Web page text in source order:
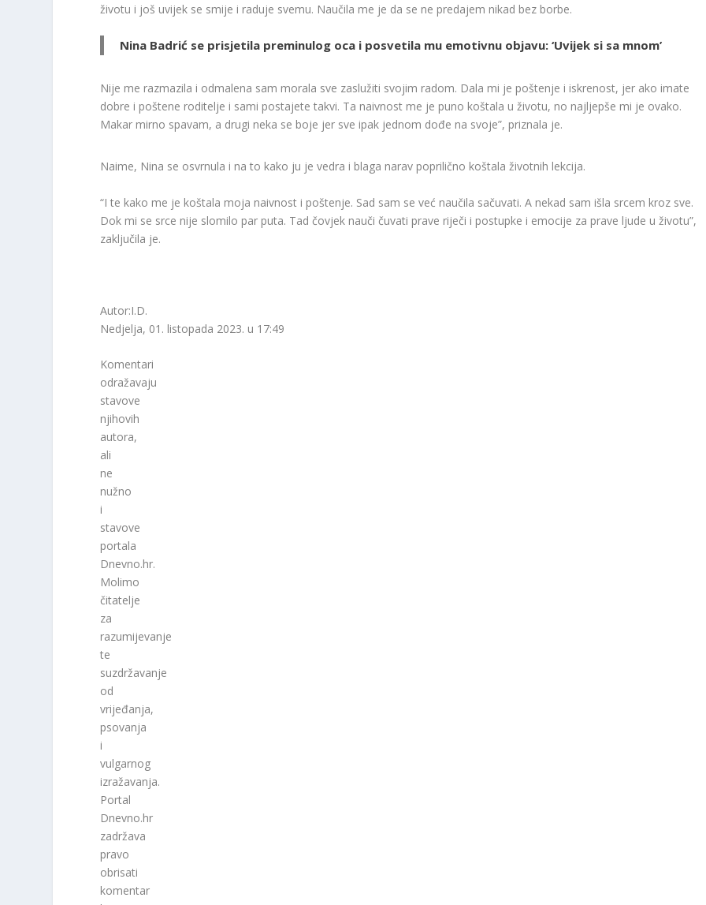
životu i još uvijek se smije i raduje svemu. Naučila me je da se ne predajem nikad bez borbe.
Nina Badrić se prisjetila preminulog oca i posvetila mu emotivnu objavu: ‘Uvijek si sa mnom’
Nije me razmazila i odmalena sam morala sve zaslužiti svojim radom. Dala mi je poštenje i iskrenost, jer ako imate
dobre i poštene roditelje i sami postajete takvi. Ta naivnost me je puno koštala u životu, no najljepše mi je ovako.
Makar mirno spavam, a drugi neka se boje jer sve ipak jednom dođe na svoje”, priznala je.
Naime, Nina se osvrnula i na to kako ju je vedra i blaga narav poprilično koštala životnih lekcija.
“I te kako me je koštala moja naivnost i poštenje. Sad sam se već naučila sačuvati. A nekad sam išla srcem kroz sve.
Dok mi se srce nije slomilo par puta. Tad čovjek nauči čuvati prave riječi i postupke i emocije za prave ljude u životu”,
zaključila je.
Autor:I.D.
Nedjelja, 01. listopada 2023. u 17:49
Komentari
odražavaju
stavove
njihovih
autora,
ali
ne
nužno
i
stavove
portala
Dnevno.hr.
Molimo
čitatelje
za
razumijevanje
te
suzdržavanje
od
vrijeđanja,
psovanja
i
vulgarnog
izražavanja.
Portal
Dnevno.hr
zadržava
pravo
obrisati
komentar